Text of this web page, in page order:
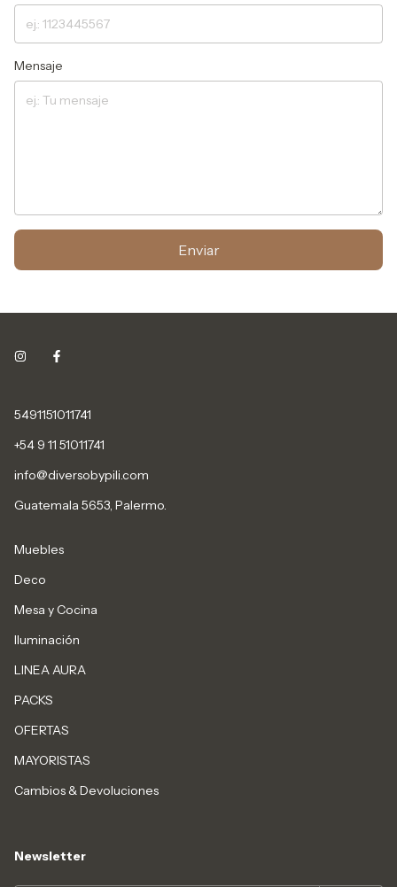
Mensaje
Enviar
5491151011741
+54 9 11 51011741
info@diversobypili.com
Guatemala 5653, Palermo.
Muebles
Deco
Mesa y Cocina
Iluminación
LINEA AURA
PACKS
OFERTAS
MAYORISTAS
Cambios & Devoluciones
Newsletter